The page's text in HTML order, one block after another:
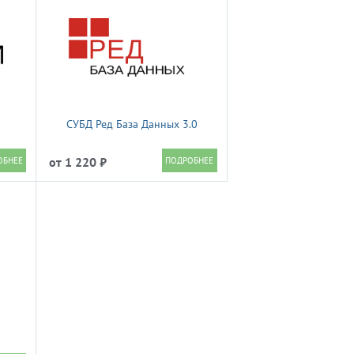
СУБД Ред База Данных 3.0
от 1 220 ₽